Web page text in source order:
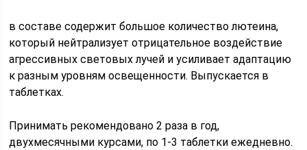
в составе содержит большое количество лютеина,
который нейтрализует отрицательное воздействие
агрессивных световых лучей и усиливает адаптацию
к разным уровням освещенности. Выпускается в
таблетках.
Принимать рекомендовано 2 раза в год,
двухмесячными курсами, по 1-3 таблетки ежедневно.